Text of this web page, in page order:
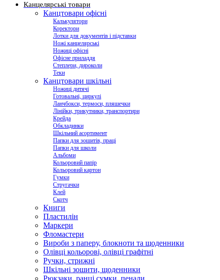
Канцелярські товари
Канцтовари офісні
Калькулятори
Коректори
Лотки для документів і підставки
Ножі канцелярські
Ножиці офісні
Офісне приладдя
Степлери, дироколи
Теки
Канцтовари шкільні
Ножиці дитячі
Готовальні, циркулі
Ланчбокси, термоси, пляшечки
Лінійки, трикутники, транспортири
Крейда
Обкладинки
Шкільний асортимент
Папки для зошитів, праці
Папки для школи
Альбоми
Кольоровий папір
Кольоровий картон
Гумки
Стругачки
Клей
Скотч
Книги
Пластилін
Маркери
Фломастери
Вироби з паперу, блокноти та щоденники
Олівці кольорові, олівці графітні
Ручки, стрижні
Шкільні зошити, щоденники
Рюкзаки, ранці сумки, пенали